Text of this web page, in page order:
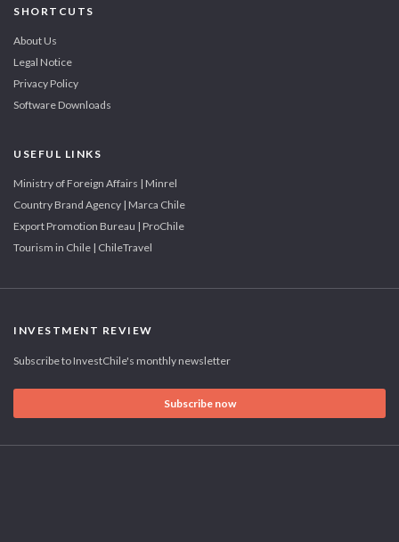
SHORTCUTS
About Us
Legal Notice
Privacy Policy
Software Downloads
USEFUL LINKS
Ministry of Foreign Affairs | Minrel
Country Brand Agency | Marca Chile
Export Promotion Bureau | ProChile
Tourism in Chile | ChileTravel
INVESTMENT REVIEW
Subscribe to InvestChile's monthly newsletter
Subscribe now